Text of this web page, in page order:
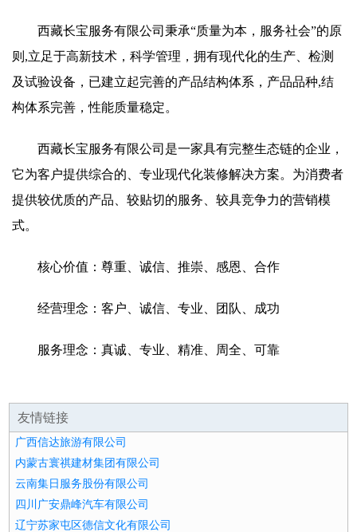
西藏长宝服务有限公司秉承“质量为本，服务社会”的原
则,立足于高新技术，科学管理，拥有现代化的生产、检测
及试验设备，已建立起完善的产品结构体系，产品品种,结
构体系完善，性能质量稳定。
西藏长宝服务有限公司是一家具有完整生态链的企业，
它为客户提供综合的、专业现代化装修解决方案。为消费者
提供较优质的产品、较贴切的服务、较具竞争力的营销模
式。
核心价值：尊重、诚信、推崇、感恩、合作
经营理念：客户、诚信、专业、团队、成功
服务理念：真诚、专业、精准、周全、可靠
友情链接
广西信达旅游有限公司
内蒙古寰祺建材集团有限公司
云南集日服务股份有限公司
四川广安鼎峰汽车有限公司
辽宁苏家屯区德信文化有限公司